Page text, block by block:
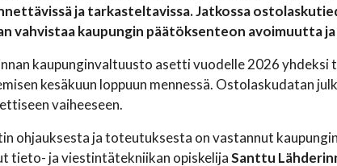
ja tarkasteltavissa. Jatkossa
vahvistaa kaupungin päätöksenteon avoimuutta
kaupunginvaltuusto asetti vuodelle 2026
kesäkuun loppuun mennessä. Ostolaskudatan
vaiheeseen.
ohjauksesta ja toteutuksesta on vastannut
tieto- ja viestintätekniikan opiskelijaSanttu